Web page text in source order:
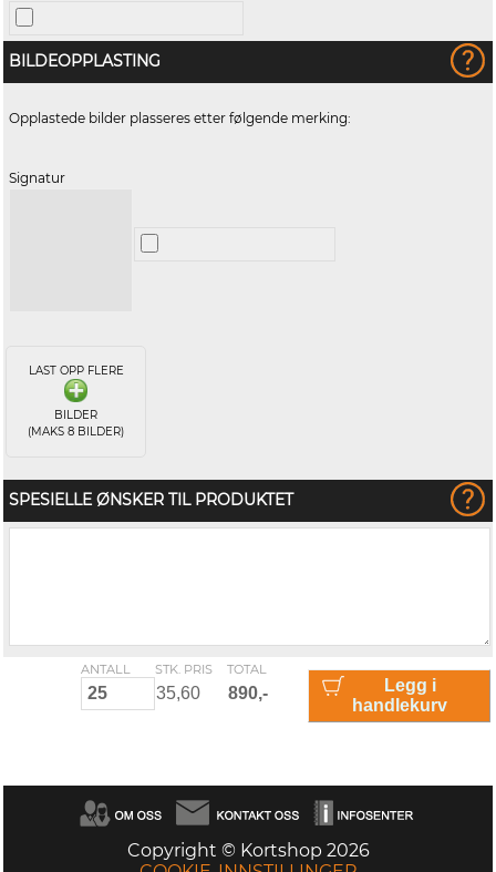
BILDEOPPLASTING
Opplastede bilder plasseres etter følgende merking:
Signatur
LAST OPP FLERE
BILDER
(MAKS 8 BILDER)
SPESIELLE ØNSKER TIL PRODUKTET
ANTALL STK. PRIS TOTAL
Legg i
handlekurv
Copyright © Kortshop 2026